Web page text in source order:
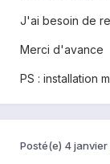
J'ai besoin de
Merci d'avance
PS : installation
Posté(e) 4 janvier